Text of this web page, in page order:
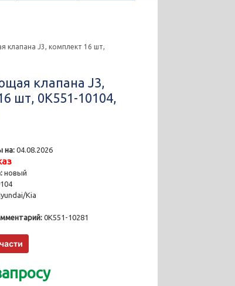
клапана J3, комплект 16 шт,
клапана J3,
шт, 0K551-10104,
на: 04.08.2026
новый
Kia
0K551-10281